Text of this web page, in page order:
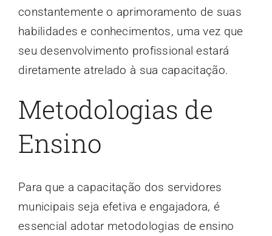
constantemente o aprimoramento de suas
habilidades e conhecimentos, uma vez que
seu desenvolvimento profissional estará
diretamente atrelado à sua capacitação.
Metodologias de
Ensino
Para que a capacitação dos servidores
municipais seja efetiva e engajadora, é
essencial adotar metodologias de ensino